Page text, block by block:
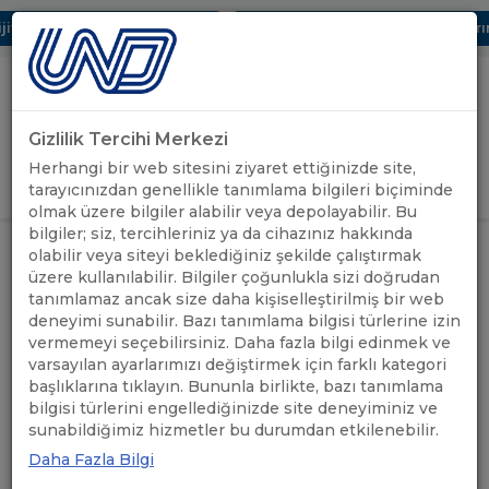
UBAK Bölümü Hakkında UND, Yunanistan Vize
Uluslararası Nakliyeciler Derneği
GİRİŞ YAP
ANASAYFA / UND YAYINLARI / KİTAPLAR
UND SEKTÖR
RAPORU 2021-
2023
UND Sektör Raporu 2021-
Gizlilik Tercihi Merkezi
Herhangi bir web sitesini ziyaret ettiğinizde site,
tarayıcınızdan genellikle tanımlama bilgileri biçiminde
olmak üzere bilgiler alabilir veya depolayabilir. Bu
bilgiler; siz, tercihleriniz ya da cihazınız hakkında
olabilir veya siteyi beklediğiniz şekilde çalıştırmak
üzere kullanılabilir. Bilgiler çoğunlukla sizi doğrudan
tanımlamaz ancak size daha kişiselleştirilmiş bir web
deneyimi sunabilir. Bazı tanımlama bilgisi türlerine izin
vermemeyi seçebilirsiniz. Daha fazla bilgi edinmek ve
varsayılan ayarlarımızı değiştirmek için farklı kategori
başlıklarına tıklayın. Bununla birlikte, bazı tanımlama
bilgisi türlerini engellediğinizde site deneyiminiz ve
sunabildiğimiz hizmetler bu durumdan etkilenebilir.
Daha Fazla Bilgi